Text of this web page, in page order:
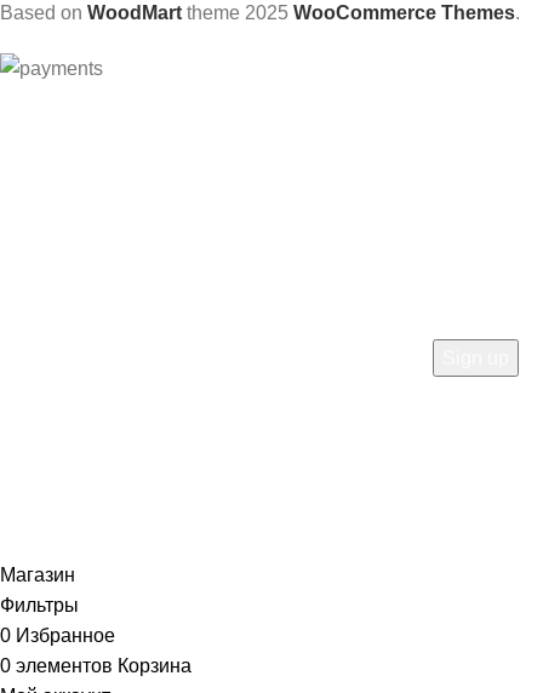
Based on WoodMart theme 2025 WooCommerce Themes.
Магазин
Фильтры
0 Избранное
0 элементов Корзина